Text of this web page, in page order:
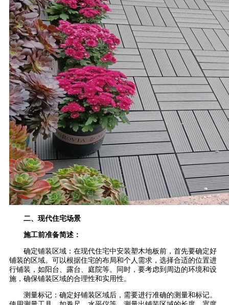
二、现代住宅场景
施工前准备简述：
确定铺装区域：在现代住宅中安装塑木地板前，首先要确定好
铺装的区域。可以根据住宅的布局和个人需求，选择合适的位置进
行铺装，如阳台、露台、庭院等。同时，要考虑到周边的环境和设
施，确保铺装区域的合理性和实用性。
测量标记：确定好铺装区域后，需要进行准确的测量和标记。